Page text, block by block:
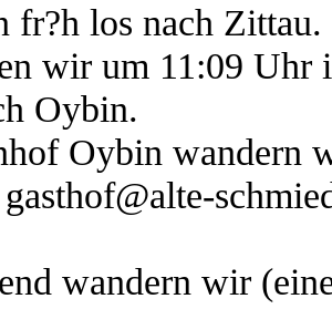
fr?h los nach Zittau.
wir um 11:09 Uhr
Oybin.
Oybin wandern
wandern wir